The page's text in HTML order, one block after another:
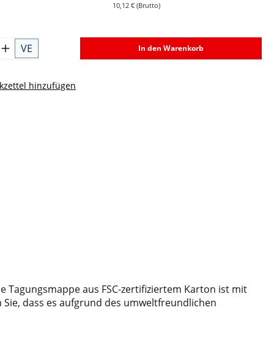
10,12 € (Brutto)
VE In den Warenkorb
hinzufügen
aus FSC-zertifiziertem Karton ist mit
dass es aufgrund des umweltfreundlichen